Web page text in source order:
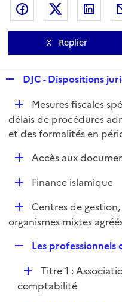
Partager surPartager
Replier
p
l
i
e
r
DJC - Dispositions
D
é
p
Mesures fiscales
délais de procédures
et des formalités en
D
e
Accès aux
D
l
r
Finance islamique
D
é
i
e
r
Centres de
organismes mixtes
p
l
Les
D
é
Titre 1 :
comptabilité